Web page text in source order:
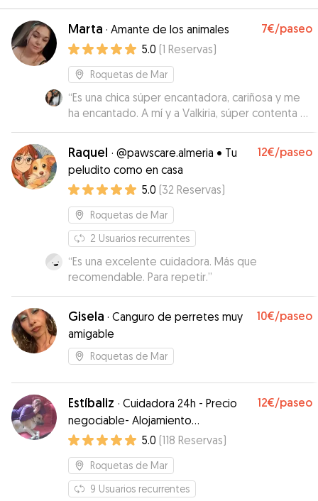
Marta · Amante de los animales 7€/paseo
5.0 (1 Reservas)
Roquetas de Mar
“Es una chica súper encantadora, cariñosa y me
ha encantado. A mí y a Valkiria, súper contenta y
cercana desde el primer contacto <3”
Raquel · @pawscare.almeria • Tu
peludito como en casa
12€/paseo
5.0 (32 Reservas)
Roquetas de Mar
2 Usuarios recurrentes
“Es una excelente cuidadora. Más que
recomendable. Para repetir.”
Gisela · Canguro de perretes muy
amigable
10€/paseo
Roquetas de Mar
Estíbaliz · Cuidadora 24h - Precio
negociable- Alojamiento
personalizado
12€/paseo
5.0 (118 Reservas)
Roquetas de Mar
9 Usuarios recurrentes